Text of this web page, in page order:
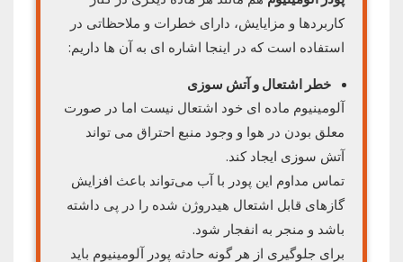
کاربردها و مزایایش، دارای خطرات و ملاحظاتی در
استفاده است که در اینجا اشاره ای به آن ها داریم:
خطر اشتعال و آتش سوزی
آلومینیوم ماده ای خود اشتعال نیست اما در صورت
معلق بودن در هوا و وجود منبع احتراق می‌ تواند
آتش سوزی ایجاد کند.
تماس مداوم این پودر با آب می‌تواند باعث افزایش
گازهای قابل اشتعال هیدروژن شده را در پی داشته
باشد و منجر به انفجار شود.
برای جلوگیری از هر گونه حادثه پودر آلومینیوم باید